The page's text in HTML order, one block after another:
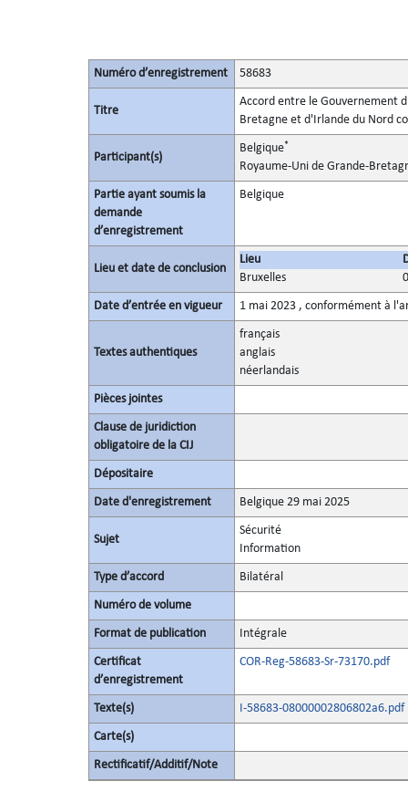
Numéro d’enregistrement 58683
Titre
Accord entre le Gouvernement
Bretagne et d'Irlande du Nord
Participant(s)
Belgique*
Royaume-Uni de Grande-
Partie ayant soumis la
demande
d’enregistrement
Belgique
Lieu et date de conclusion
Lieu
Bruxelles
Date d’entrée en vigueur 1 mai 2023 , conformément à
Textes authentiques
français
anglais
néerlandais
Pièces jointes
Clause de juridiction
obligatoire de la CIJ
Dépositaire
Date d'enregistrement Belgique 29 mai 2025
Sujet
Sécurité
Information
Type d’accord Bilatéral
Numéro de volume
Format de publication Intégrale
Certificat
d’enregistrement
COR-Reg-58683-Sr-73170.pdf
Texte(s) I-58683-08000002806802a6.pdf
Carte(s)
Rectificatif/Additif/Note